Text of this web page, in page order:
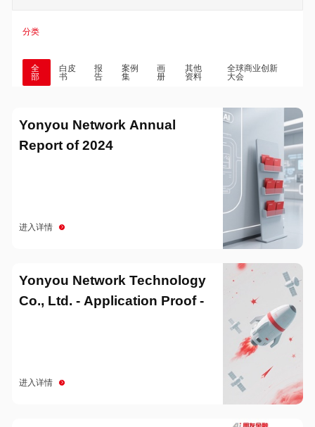
分类
全
部
白皮
书
报
告
案例
集
画
册
其他
资料
全球商业创新
大会
Yonyou Network Annual
Report of 2024
进入详情
Yonyou Network Technology
Co., Ltd. - Application Proof -
进入详情